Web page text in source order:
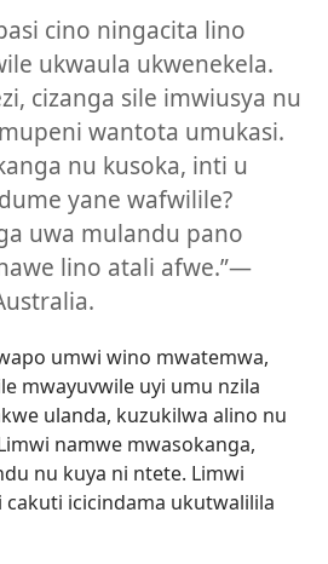
cino ningacita lino
ukwaula ukwenekela.
cizanga sile imwiusya nu
wantota umukasi.
nu kusoka, inti u
yane wafwilile?
uwa mulandu pano
lino atali afwe.”—
umwi wino mwatemwa,
mwayuvwile uyi umu nzila
ulanda, kuzukilwa alino nu
namwe mwasokanga,
nu kuya ni ntete. Limwi
icicindama ukutwalilila